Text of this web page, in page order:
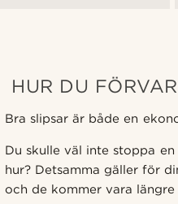
HUR DU
Bra slipsar är både en
Du skulle väl inte stoppa
hur? Detsamma gäller för
och de kommer vara